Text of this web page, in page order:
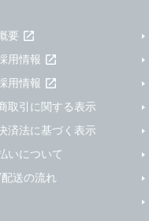
要
用情報
用情報
取引に関する表示
済法に基づく表示
いについて
送の流れ